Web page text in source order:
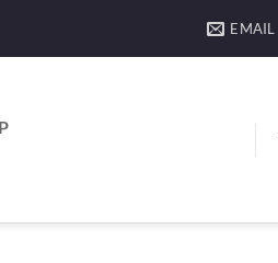
EMAIL